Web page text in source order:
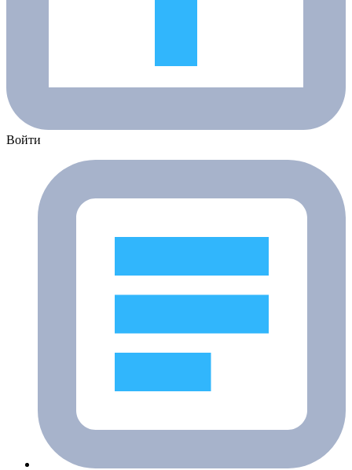
Войти